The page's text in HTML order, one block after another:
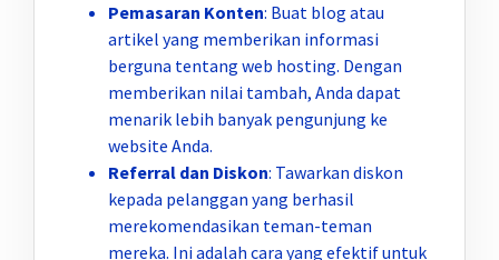
Pemasaran Konten: Buat blog atau
artikel yang memberikan informasi
berguna tentang web hosting. Dengan
memberikan nilai tambah, Anda dapat
menarik lebih banyak pengunjung ke
website Anda.
Referral dan Diskon: Tawarkan diskon
kepada pelanggan yang berhasil
merekomendasikan teman-teman
mereka. Ini adalah cara yang efektif untuk